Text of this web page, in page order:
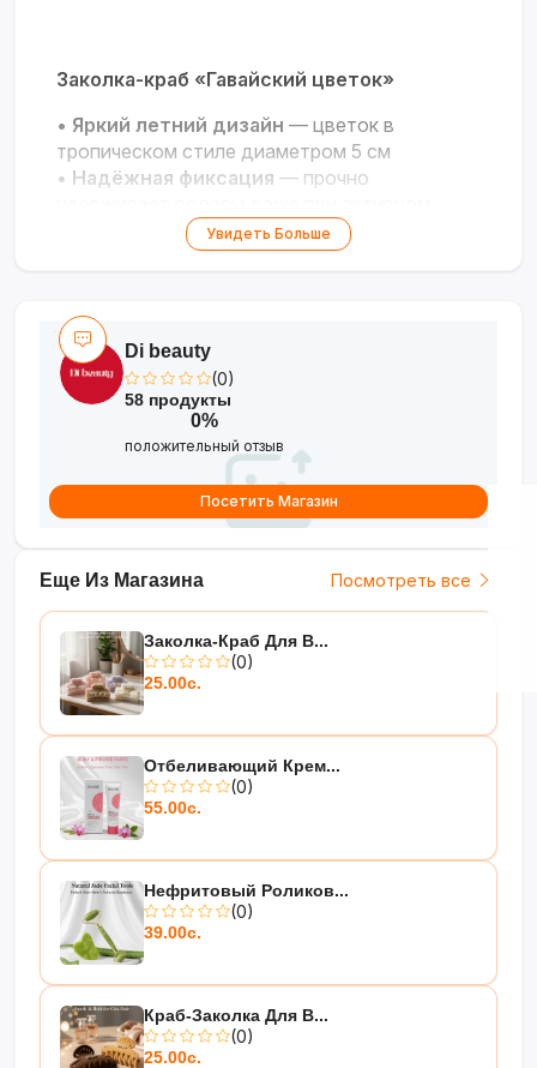
Заколка-краб «Гавайский цветок»
• Яркий летний дизайн — цветок в
тропическом стиле диаметром 5 см
• Надёжная фиксация — прочно
— вес всего 28 г для
праздников и повседневных образов
Экзотическое настроение в каждой
детали!??️
Увидеть Больше
Еще Из Магазина Посмотреть все
Заколка-Краб Для В...
(0)
25.00с.
Отбеливающий Крем...
(0)
55.00с.
Нефритовый Роликов...
(0)
39.00с.
Краб-Заколка Для В...
(0)
25.00с.
Di beauty
(0)
58 продукты
0%
положительный отзыв
Посетить Магазин